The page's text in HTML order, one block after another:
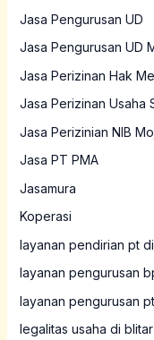
Jasa Pengurusan UD
Jasa Pengurusan UD
Jasa Perizinan Hak
Jasa Perizinan Usaha
Jasa Perizinian NIB
Jasa PT PMA
Jasamura
Koperasi
layanan pendirian pt
layanan pengurusan
layanan pengurusan
legalitas usaha di blitar